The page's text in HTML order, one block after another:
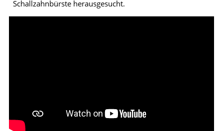
Schallzahnbürste herausgesucht.